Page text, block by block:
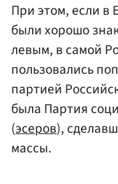
При этом, если в
были хорошо
левым, в самой
пользовались
партией
была Партия
(эсеров),
массы.